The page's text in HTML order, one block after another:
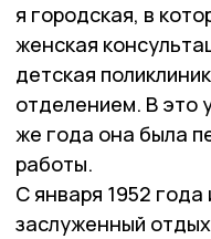
я городская, в
женская
детская
отделением. В это
же года она была
работы.
С января 1952
заслуженный